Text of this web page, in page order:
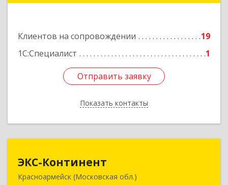
Клиентов на сопровождении
19
1С:Специалист
1
Отправить заявку
Показать контакты
Отправить заявку
Назад
ЭКС-Континент
Красноармейск (Московская обл.)
141292, Московская область, Красноармейск,